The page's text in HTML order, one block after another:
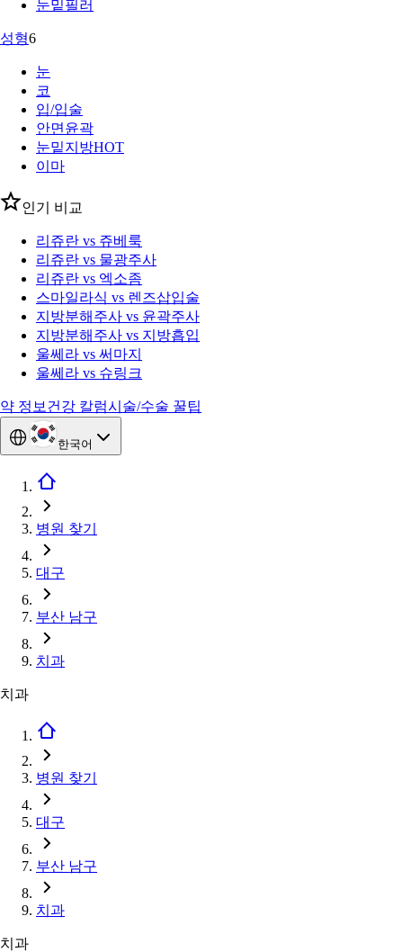
눈밑필러
성형6
눈
코
입/입술
안면윤곽
눈밑지방HOT
이마
인기 비교
리쥬란 vs 쥬베룩
리쥬란 vs 물광주사
리쥬란 vs 엑소좀
스마일라식 vs 렌즈삽입술
지방분해주사 vs 윤곽주사
지방분해주사 vs 지방흡입
울쎄라 vs 써마지
울쎄라 vs 슈링크
약 정보 건강 칼럼시술/수술 꿀팁
한국어
병원 찾기
대구
부산 남구
치과
치과
병원 찾기
대구
부산 남구
치과
치과